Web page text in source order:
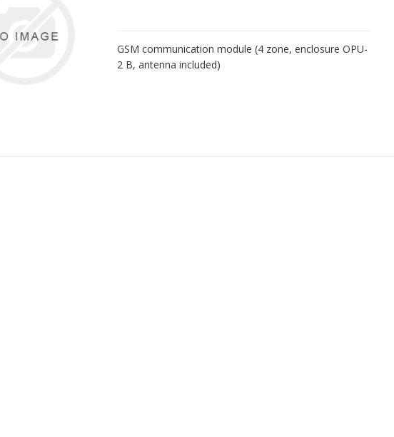
GSM communication module (4 zone, enclosure OPU-
2 B, antenna included)